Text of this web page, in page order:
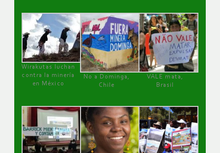
Wirakutas luchan
contra la minería
en México
No a Dominga,
Chile
VALE mata,
Brasil